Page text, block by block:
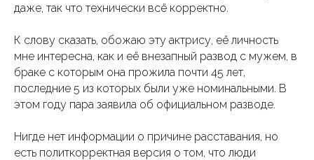
даже, так что технически всё корректно.
К слову сказать, обожаю эту актрису, её личность
мне интересна, как и её внезапный развод с мужем, в
браке с которым она прожила почти 45 лет,
последние 5 из которых были уже номинальными. В
этом году пара заявила об официальном разводе.
Нигде нет информации о причине расставания, но
есть политкорректная версия о том, что люди